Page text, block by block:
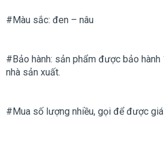
#Màu sắc: đen – nâu
#Bảo hành: sản phẩm được bảo
nhà sản xuất.
#Mua số lượng nhiều, gọi để được